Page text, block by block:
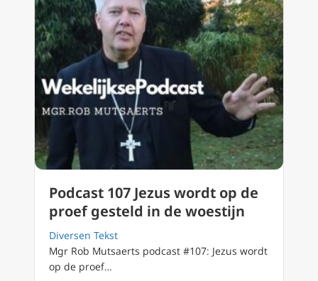
Podcast 107 Jezus wordt op de
proef gesteld in de woestijn
Diversen Tekst
Mgr Rob Mutsaerts podcast #107: Jezus wordt
op de proef…